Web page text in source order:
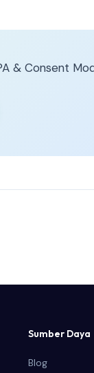
& Consent
Sumber Daya
Blog